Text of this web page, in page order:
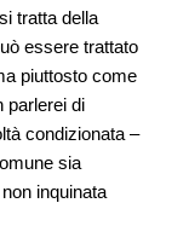
tratta della
essere trattato
piuttosto come
parlerei di
condizionata –
sia
inquinata